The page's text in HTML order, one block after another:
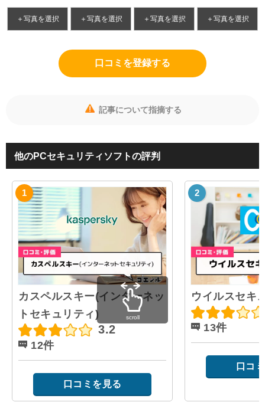
＋写真を選択 ＋写真を選択 ＋写真を選択 ＋写真を選択
口コミを登録する
記事について指摘する
他のPCセキュリティソフトの評判
カスペルスキー(インターネッ
トセキュリティ)
3.2
12件
口コミを見る
ウイルスセキ
13件
口コ
scroll